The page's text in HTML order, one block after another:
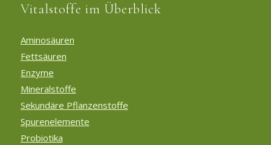
Vitalstoffe im Überblick
Aminosäuren
Fettsäuren
Enzyme
Mineralstoffe
Sekundäre Pflanzenstoffe
Spurenelemente
Probiotika